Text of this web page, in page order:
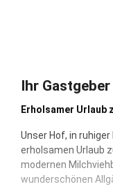
Ihr
Erholsamer Urlaub
Unser Hof, in
erholsamen Urlaub
modernen
wunderschönen